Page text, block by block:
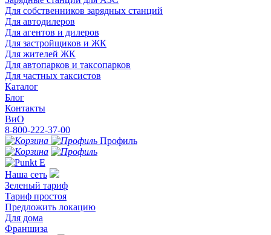
Для собственников зарядных станций
Для автодилеров
Для агентов и дилеров
Для застройщиков и ЖК
Для жителей ЖК
Для автопарков и таксопарков
Для частных таксистов
Каталог
Блог
Контакты
ВиО
8-800-222-37-00
Профиль
Наша сеть
Зеленый тариф
Тариф простоя
Предложить локацию
Для дома
Франшиза